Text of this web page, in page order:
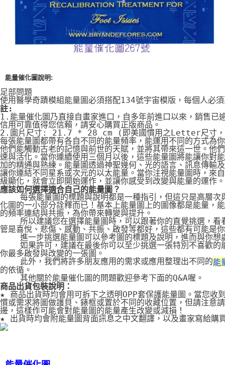
能量催化圖說明:
足部問題
使用醫學奇蹟模組能量圖必須搭配134號宇宙模版，每個人必
註:
1.能量催化圖乃直接自畫家進口，自多年前進口以來，銷售已
信用可靠值得您信賴，請安心購買正版商品。
2.圖片尺寸: 21.7 * 28 cm (即美國慣用之Letter尺寸，
每張能量圖都帶有各自不同的能量頻率，能運用不同的方式為
他們能觸動古老的記憶與前世的天賦，並將其帶來這一世。他
速與活化。當你連續使用三個月以後，這些能量圖將能讓你對
加的精通與熟練。能量圖透過神聖幾何、光的語言、訊息傳輸
讓你連結不同星系或次元的以太能量。當你注視能量圖時，來
級顯化，就會立即開始運作，並讓你感受到改變與能量的運作。
應該如何選擇適合自己的能量圖？
每張能量圖的標題與說明都是一種指引，但這只是高層次
化圖的一小部分詮釋而已！基本上能量圖上的圖像都是能量，
的頻率連結與共振，為你帶來轉變與提升。
所以建議您在選擇能量圖時，可以跟著你的直覺挑選，看
管是喜悅、悲傷、感動、共振、啟發等都好，這些都有可能是
進一步挑選能量圖可以參考圖的標題及說明，進而與你想
如果許可，建議在最後你可以至少挑選一張特別不喜歡的
你最多啟發與改變的一張圖。
    此外，我們將許多朋友應用的需求或應用整理出不同的
能
的依循。
    其他關於能量催化圖的問題歡迎參考下面的Q&A喔。
商品出貨包裝說明：
★ 商品出貨時均會用可拆下之透明OPP套保護能量圖。當您收
慣或需求將圖做護貝、錶框或置於不同的收藏位置，但請注意
邊，這樣作可能會對能量圖的能量產生改變或減損！
★ 出貨時均會附能量圖背面訊息之中文翻譯，以及畫家寫給購